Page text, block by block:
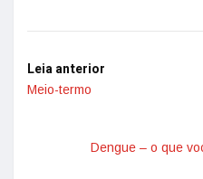
Leia anterior
Meio-termo
Dengue – o que